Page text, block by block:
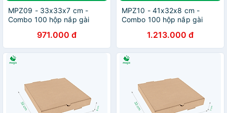
MPZ09 - 33x33x7 cm -
Combo 100 hộp nắp gài
gập, hộp carton gói hàng,
hộp quà
971.000 đ
MPZ10 - 41x32x8 cm -
Combo 100 hộp nắp gài
gập, hộp carton gói hàng,
hộp quà
1.213.000 đ